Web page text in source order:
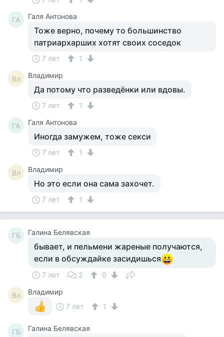
ГА Галя Антонова
Тоже верно, почему то большинство
патриархарших хотят своих соседок
7 лет 1
Вл Владимир
Да потому что разведёнки или вдовы.
7 лет 1
ГА Галя Антонова
Иногда замужем, тоже секси
7 лет 1
Вл Владимир
Но это если она сама захочет.
7 лет 1
ГБ Галина Белявская
бывает, и пельмени жареные получаются,
если в обсуждайке засидишься
7 лет 2 0
Вл
Владимир
7 лет
1
ГБ Галина Белявская